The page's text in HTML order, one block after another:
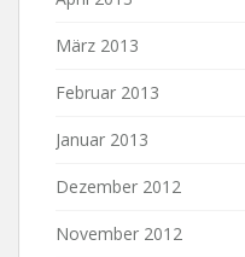
März 2013
Februar 2013
Januar 2013
Dezember 2012
November 2012